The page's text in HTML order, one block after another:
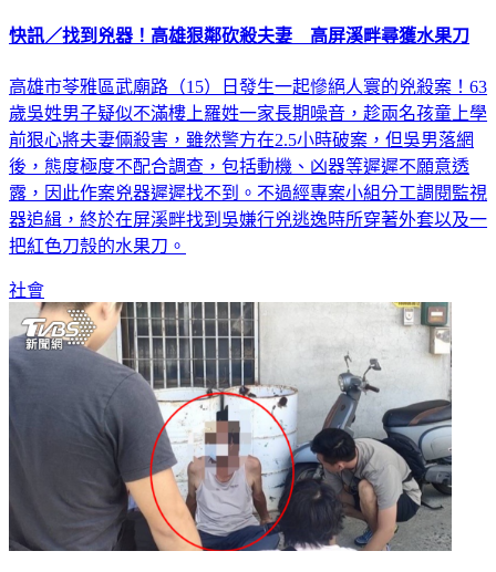
高雄市苓雅區武廟路（15）日發生一起慘絕人寰的兇殺案！63
歲吳姓男子疑似不滿樓上羅姓一家長期噪音，趁兩名孩童上學
前狠心將夫妻倆殺害，雖然警方在2.5小時破案，但吳男落網
後，態度極度不配合調查，包括動機、凶器等遲遲不願意透
露，因此作案兇器遲遲找不到。不過經專案小組分工調閱監視
器追緝，終於在屏溪畔找到吳嫌行兇逃逸時所穿著外套以及一
社會